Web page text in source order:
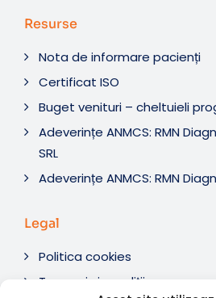
Resurse
Nota de informare pacienți
Certificat ISO
Buget venituri – cheltuieli
Adeverințe ANMCS: RMN
SRL
Adeverințe ANMCS: RMN
Legal
Politica cookies
Termeni si condiții